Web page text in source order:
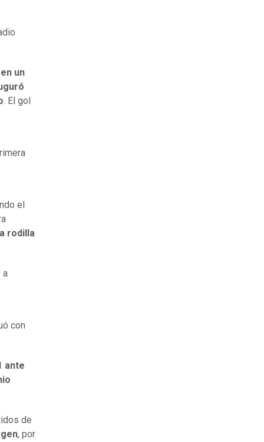
un
. El gol
el
rodilla
a
con
ante
de
, por